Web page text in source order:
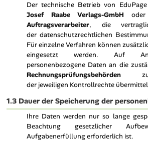
Der technische Betrieb von
Josef Raabe Verlags-GmbH oder
Auftragsverarbeiter, die
der datenschutzrechtlichen
Für einzelne Verfahren können
eingesetzt werden. Auf
personenbezogene Daten an die
Rechnungsprüfungsbehörden zur
der jeweiligen Kontrollrechte
1.3 Dauer der Speicherung der
Ihre Daten werden nur so lange
Beachtung gesetzlicher
Aufgabenerfüllung erforderlich ist.